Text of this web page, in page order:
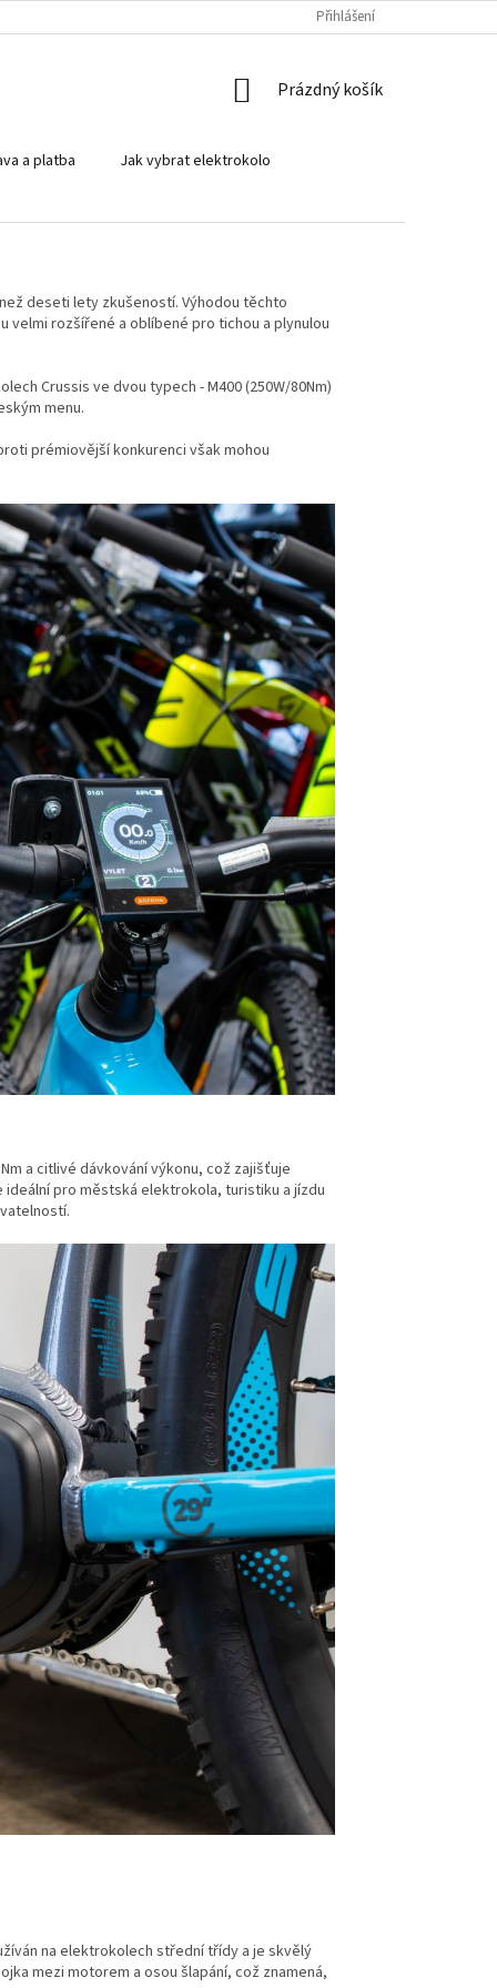
SROVNÁVACÍ KALKULAČKA
Přihlášení
NÁKUPNÍ
Prázdný košík
a platba Jak vybrat elektrokolo
deseti lety zkušeností. Výhodou těchto
velmi rozšířené a oblíbené pro tichou a plynulou
Crussis ve dvou typech - M400 (250W/80Nm)
menu.
prémiovější konkurenci však mohou
a citlivé dávkování výkonu, což zajišťuje
pro městská elektrokola, turistiku a jízdu
na elektrokolech střední třídy a je skvělý
mezi motorem a osou šlapání, což znamená,